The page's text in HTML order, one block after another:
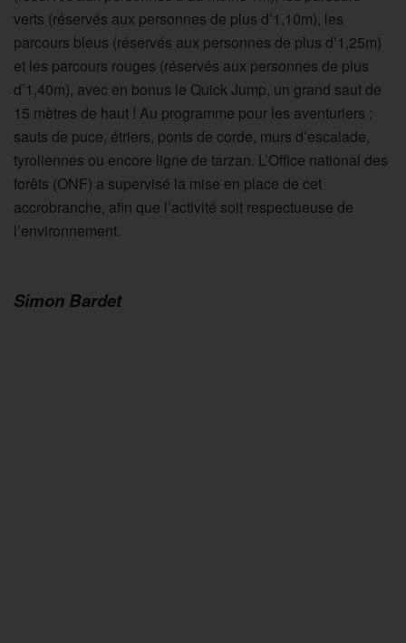
verts (réservés aux personnes de plus d’1,10m), les
parcours bleus (réservés aux personnes de plus d’1,25m)
et les parcours rouges (réservés aux personnes de plus
d’1,40m), avec en bonus le Quick Jump, un grand saut de
15 mètres de haut ! Au programme pour les aventuriers :
sauts de puce, étriers, ponts de corde, murs d’escalade,
tyroliennes ou encore ligne de tarzan. L’Office national des
forêts (ONF) a supervisé la mise en place de cet
accrobranche, afin que l’activité soit respectueuse de
l’environnement.
Simon Bardet